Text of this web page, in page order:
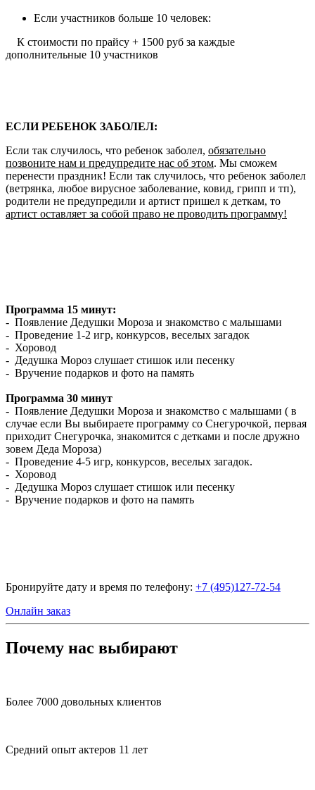
Если участников больше 10 человек:
К стоимости по прайсу + 1500 руб за каждые
дополнительные 10 участников
ЕСЛИ РЕБЕНОК ЗАБОЛЕЛ:
Если так случилось, что ребенок заболел, обязательно
позвоните нам и предупредите нас об этом. Мы сможем
перенести праздник! Если так случилось, что ребенок заболел
(ветрянка, любое вирусное заболевание, ковид, грипп и тп),
родители не предупредили и артист пришел к деткам, то
артист оставляет за собой право не проводить программу!
Программа 15 минут:
- Появление Дедушки Мороза и знакомство с малышами
- Проведение 1-2 игр, конкурсов, веселых загадок
- Хоровод
- Дедушка Мороз слушает стишок или песенку
- Вручение подарков и фото на память
Программа 30 минут
- Появление Дедушки Мороза и знакомство с малышами ( в
случае если Вы выбираете программу со Снегурочкой, первая
приходит Снегурочка, знакомится с детками и после дружно
зовем Деда Мороза)
- Проведение 4-5 игр, конкурсов, веселых загадок.
- Хоровод
- Дедушка Мороз слушает стишок или песенку
- Вручение подарков и фото на память
Бронируйте дату и время по телефону: +7 (495)127-72-54
Онлайн заказ
Почему нас выбирают
Более 7000 довольных клиентов
Средний опыт актеров 11 лет